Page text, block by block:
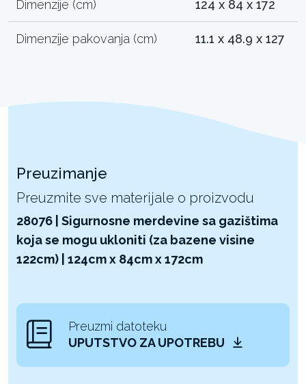
Dimenzije (cm) 124 x 84 x 172
Dimenzije pakovanja (cm) 11.1 x 48.9 x 127
Preuzimanje
Preuzmite sve materijale o proizvodu
28076 | Sigurnosne merdevine sa gazištima
koja se mogu ukloniti (za bazene visine
122cm) | 124cm x 84cm x 172cm
Preuzmi datoteku
UPUTSTVO ZA UPOTREBU